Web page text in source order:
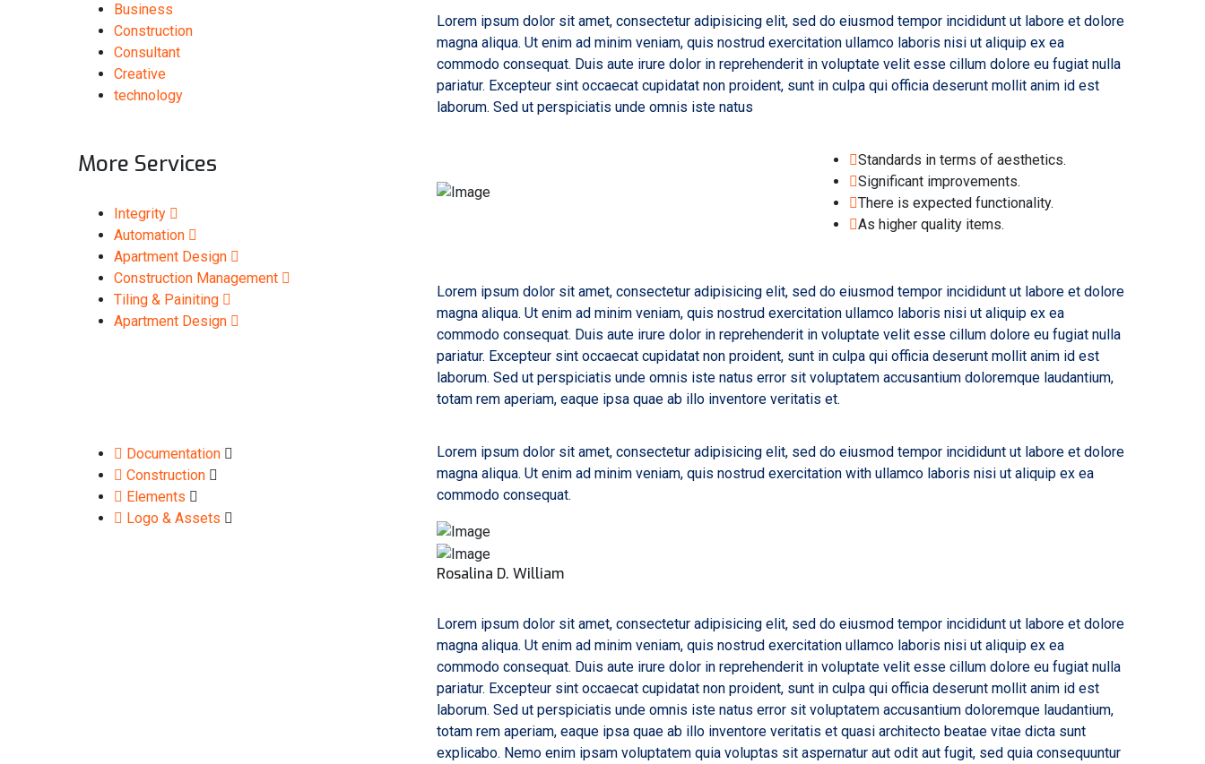
Business
Construction
Consultant
Creative
technology
More Services
Integrity
Automation
Apartment Design
Construction Management
Tiling & Painiting
Apartment Design
Documentation
Construction
Elements
Logo & Assets
Lorem ipsum dolor sit amet, consectetur adipisicing elit, sed do eiusmod tempor incididunt ut labore et dolore
magna aliqua. Ut enim ad minim veniam, quis nostrud exercitation ullamco laboris nisi ut aliquip ex ea
commodo consequat. Duis aute irure dolor in reprehenderit in voluptate velit esse cillum dolore eu fugiat nulla
pariatur. Excepteur sint occaecat cupidatat non proident, sunt in culpa qui officia deserunt mollit anim id est
laborum. Sed ut perspiciatis unde omnis iste natus
Standards in terms of aesthetics.
Significant improvements.
There is expected functionality.
As higher quality items.
Lorem ipsum dolor sit amet, consectetur adipisicing elit, sed do eiusmod tempor incididunt ut labore et dolore
magna aliqua. Ut enim ad minim veniam, quis nostrud exercitation ullamco laboris nisi ut aliquip ex ea
commodo consequat. Duis aute irure dolor in reprehenderit in voluptate velit esse cillum dolore eu fugiat nulla
pariatur. Excepteur sint occaecat cupidatat non proident, sunt in culpa qui officia deserunt mollit anim id est
laborum. Sed ut perspiciatis unde omnis iste natus error sit voluptatem accusantium doloremque laudantium,
totam rem aperiam, eaque ipsa quae ab illo inventore veritatis et.
Lorem ipsum dolor sit amet, consectetur adipisicing elit, sed do eiusmod tempor incididunt ut labore et dolore
magna aliqua. Ut enim ad minim veniam, quis nostrud exercitation with ullamco laboris nisi ut aliquip ex ea
commodo consequat.
Rosalina D. William
Lorem ipsum dolor sit amet, consectetur adipisicing elit, sed do eiusmod tempor incididunt ut labore et dolore
magna aliqua. Ut enim ad minim veniam, quis nostrud exercitation ullamco laboris nisi ut aliquip ex ea
commodo consequat. Duis aute irure dolor in reprehenderit in voluptate velit esse cillum dolore eu fugiat nulla
pariatur. Excepteur sint occaecat cupidatat non proident, sunt in culpa qui officia deserunt mollit anim id est
laborum. Sed ut perspiciatis unde omnis iste natus error sit voluptatem accusantium doloremque laudantium,
totam rem aperiam, eaque ipsa quae ab illo inventore veritatis et quasi architecto beatae vitae dicta sunt
explicabo. Nemo enim ipsam voluptatem quia voluptas sit aspernatur aut odit aut fugit, sed quia consequuntur